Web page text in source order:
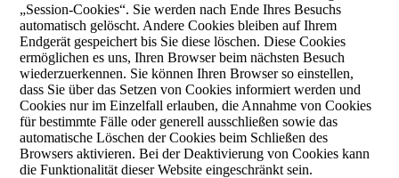
„Session-Cookies“. Sie werden nach Ende Ihres Besuchs
automatisch gelöscht. Andere Cookies bleiben auf Ihrem
Endgerät gespeichert bis Sie diese löschen. Diese Cookies
ermöglichen es uns, Ihren Browser beim nächsten Besuch
wiederzuerkennen. Sie können Ihren Browser so einstellen,
dass Sie über das Setzen von Cookies informiert werden und
Cookies nur im Einzelfall erlauben, die Annahme von Cookies
für bestimmte Fälle oder generell ausschließen sowie das
automatische Löschen der Cookies beim Schließen des
Browsers aktivieren. Bei der Deaktivierung von Cookies kann
die Funktionalität dieser Website eingeschränkt sein.